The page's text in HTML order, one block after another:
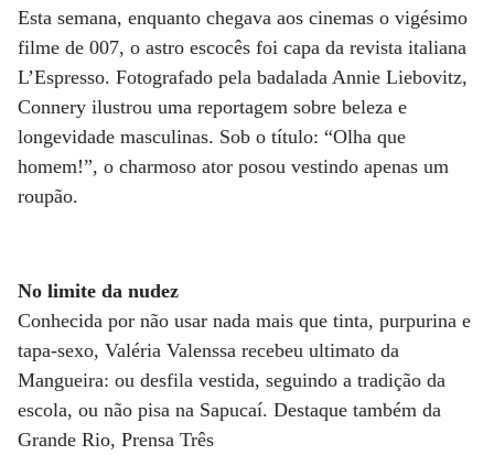
Esta semana, enquanto chegava aos cinemas o vigésimo
filme de 007, o astro escocês foi capa da revista italiana
L’Espresso. Fotografado pela badalada Annie Liebovitz,
Connery ilustrou uma reportagem sobre beleza e
longevidade masculinas. Sob o título: “Olha que
homem!”, o charmoso ator posou vestindo apenas um
roupão.
No limite da nudez
Conhecida por não usar nada mais que tinta, purpurina e
tapa-sexo, Valéria Valenssa recebeu ultimato da
Mangueira: ou desfila vestida, seguindo a tradição da
escola, ou não pisa na Sapucaí. Destaque também da
Grande Rio, Prensa Três